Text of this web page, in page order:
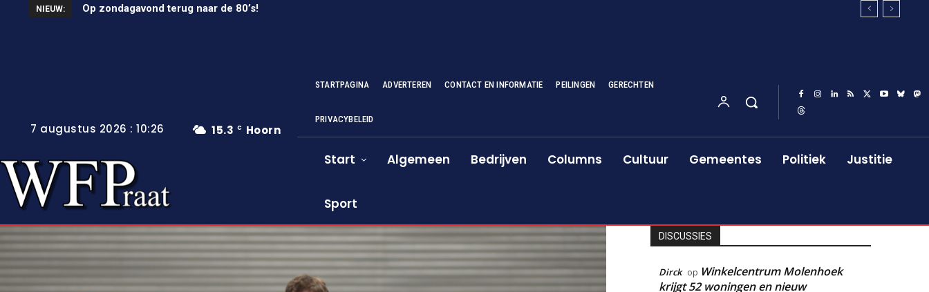
NIEUW: Op zondagavond terug naar de 80’s!
Unieke wielerkoers in Wervershoof
15.3 C Hoorn
7 augustus 2026 : 10:26
STARTPAGINA ADVERTEREN CONTACT EN INFORMATIE PEILINGEN GERECHTEN
PRIVACYBELEID
Start Algemeen Bedrijven Columns Cultuur Gemeentes Politiek Justitie
Sport
DISCUSSIES
Dirck op Winkelcentrum Molenhoek
krijgt 52 woningen en nieuw